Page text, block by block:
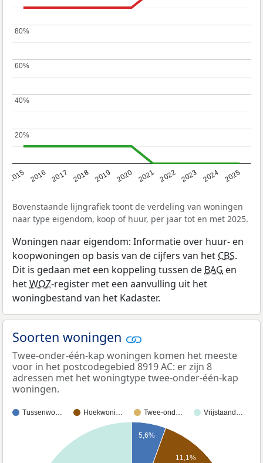
2015 2016 2017 2018 2019 2020 2021 2022 2023 2024 2025
20%
20%
40%
40%
60%
60%
80%
80%
Bovenstaande lijngrafiek toont de verdeling van woningen
naar type eigendom, koop of huur, per jaar tot en met 2025.
Woningen naar eigendom: Informatie over huur- en
koopwoningen op basis van de cijfers van het CBS.
Dit is gedaan met een koppeling tussen de BAG en
hetWOZ-register met een aanvulling uit het
woningbestand van het Kadaster.
Soorten woningen
Twee-onder-één-kap woningen komen het meeste
voor in het postcodegebied 8919 AC: er zijn 8
adressen met het woningtype twee-onder-één-kap
woningen.
Tussenwo… Hoekwoni… Twee-ond… Vrijstaand…
5,6%
11,1%